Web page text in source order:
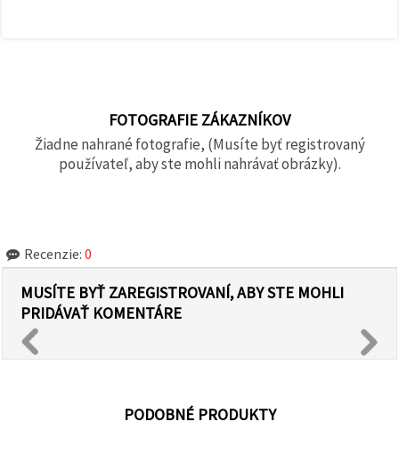
FOTOGRAFIE ZÁKAZNÍKOV
Žiadne nahrané fotografie, (Musíte byť registrovaný
používateľ, aby ste mohli nahrávať obrázky).
Recenzie: 0
MUSÍTE BYŤ ZAREGISTROVANÍ, ABY STE MOHLI
PRIDÁVAŤ KOMENTÁRE
PODOBNÉ PRODUKTY